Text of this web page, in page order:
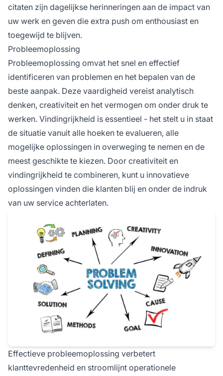
citaten zijn dagelijkse herinneringen aan de impact van
uw werk en geven die extra push om enthousiast en
toegewijd te blijven.
Probleemoplossing
Probleemoplossing omvat het snel en effectief
identificeren van problemen en het bepalen van de
beste aanpak. Deze vaardigheid vereist analytisch
denken, creativiteit en het vermogen om onder druk te
werken. Vindingrijkheid is essentieel - het stelt u in staat
de situatie vanuit alle hoeken te evalueren, alle
mogelijke oplossingen in overweging te nemen en de
meest geschikte te kiezen. Door creativiteit en
vindingrijkheid te combineren, kunt u innovatieve
oplossingen vinden die klanten blij en onder de indruk
van uw service achterlaten.
Effectieve probleemoplossing verbetert
klanttevredenheid en stroomlijnt operationele